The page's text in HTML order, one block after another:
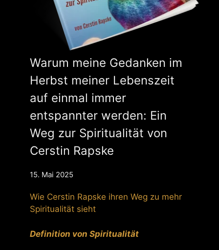
Warum meine Gedanken im
Herbst meiner Lebenszeit
auf einmal immer
entspannter werden: Ein
Weg zur Spiritualität von
Cerstin Rapske
15. Mai 2025
Wie Cerstin Rapske ihren Weg zu mehr
Spiritualität sieht
Definition von Spiritualität